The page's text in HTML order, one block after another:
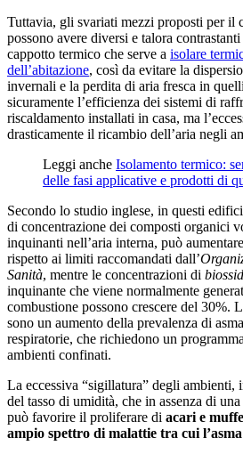
Tuttavia, gli svariati mezzi proposti per il
possono avere diversi e talora
cappotto termico che serve a isolare
dell’abitazione, così da evitare la
invernali e la perdita di aria fresca in
sicuramente l’efficienza dei sistemi di
riscaldamento installati in casa, ma
drasticamente il ricambio dell’aria negli
Leggi anche Isolamento termico:
delle fasi applicative e prodotti di
Secondo lo studio inglese, in questi
di concentrazione dei composti organici
inquinanti nell’aria interna, può
rispetto ai limiti raccomandati dall’
Sanità, mentre le concentrazioni di
inquinante che viene normalmente
combustione possono crescere del 30%.
sono un aumento della prevalenza di
respiratorie, che richiedono un
ambienti confinati.
La eccessiva “sigillatura” degli ambienti,
del tasso di umidità, che in assenza di
può favorire il proliferare di acari e muffe
ampio spettro di malattie tra cui